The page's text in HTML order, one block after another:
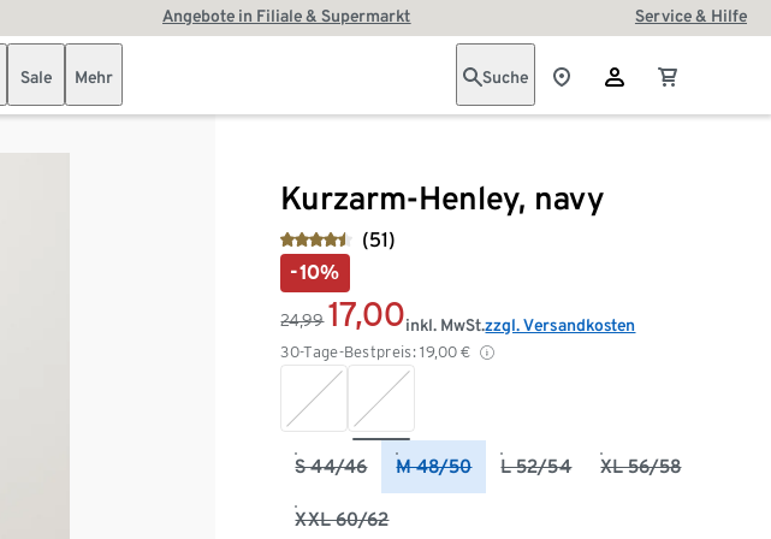
Angebote in Filiale & Supermarkt Service & Hilfe
Sale Mehr Suche
Kurzarm-Henley, navy
(51)
-10%
24,99 17,00
30-Tage-Bestpreis: 19,00 €
inkl. MwSt.zzgl. Versandkosten
S 44/46 M 48/50 L 52/54 XL 56/58
XXL 60/62